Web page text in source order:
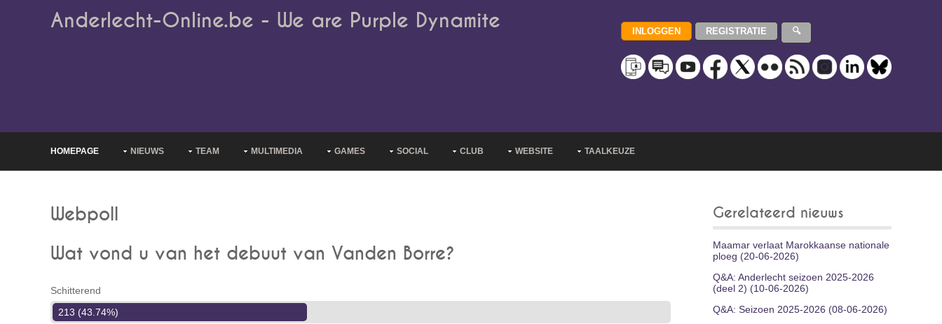
Anderlecht-Online.be - We are Purple Dynamite
HOMEPAGE NIEUWS TEAM MULTIMEDIA GAMES SOCIAL CLUB WEBSITE TAALKEUZE
Webpoll
Wat vond u van het debuut van Vanden Borre?
Schitterend
213 (43.74%)
Gerelateerd nieuws
Maamar verlaat Marokkaanse nationale
ploeg (20-06-2026)
Q&A: Anderlecht seizoen 2025-2026
(deel 2) (10-06-2026)
Q&A: Seizoen 2025-2026 (08-06-2026)